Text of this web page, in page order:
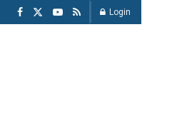
Login